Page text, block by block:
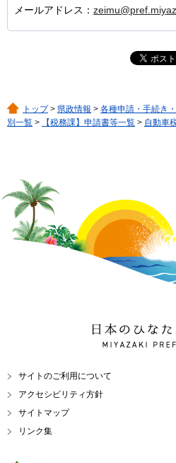
メールアドレス：
トップ> 県政情報 > 各種申請・手続き
別一覧 > 【税務課】申請書等一覧 > 自動車
日本のひなた 宮
MIYAZAKI
サイトのご利用について
アクセシビリティ方針
サイトマップ
リンク集